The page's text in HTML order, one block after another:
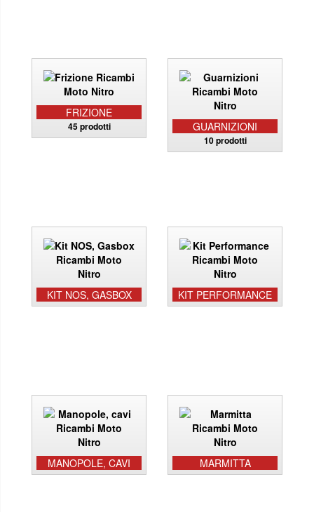
FRIZIONE
45 prodotti GUARNIZIONI
10 prodotti
KIT NOS, GASBOX KIT PERFORMANCE
MANOPOLE, CAVI MARMITTA